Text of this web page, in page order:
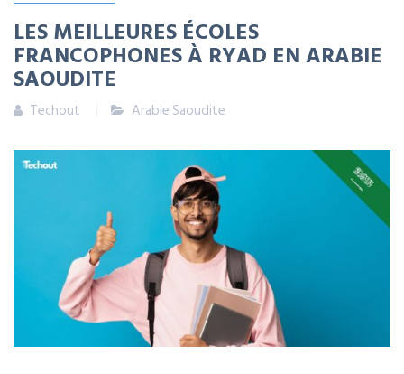
LES MEILLEURES ÉCOLES
FRANCOPHONES À RYAD EN ARABIE
SAOUDITE
Techout Arabie Saoudite